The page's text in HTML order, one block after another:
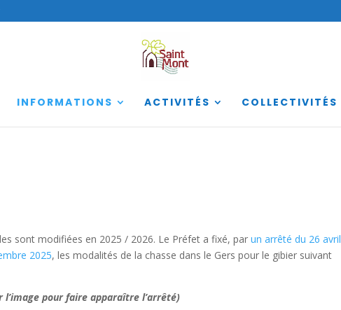
INFORMATIONS ACTIVITÉS COLLECTIVITÉS
sont modifiées en 2025 / 2026. Le Préfet a fixé, parun arrêté du 26 avril
2025, les modalités de la chasse dans le Gers pour le gibier suivant
l’image pour faire apparaître l’arrêté)